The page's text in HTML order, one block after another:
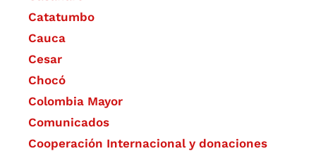
Catatumbo
Cauca
Cesar
Chocó
Colombia Mayor
Comunicados
Cooperación Internacional y donaciones